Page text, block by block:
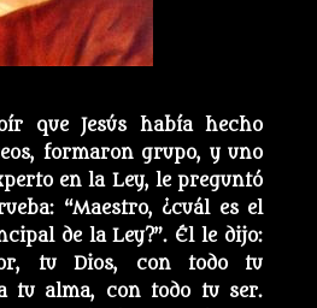
que Jesús había hecho
formaron grupo, y uno
en la Ley, le preguntó
“Maestro, ¿cuál es el
de la Ley?”. Él le dijo:
tu Dios, con todo tu
tu alma, con todo tu ser.